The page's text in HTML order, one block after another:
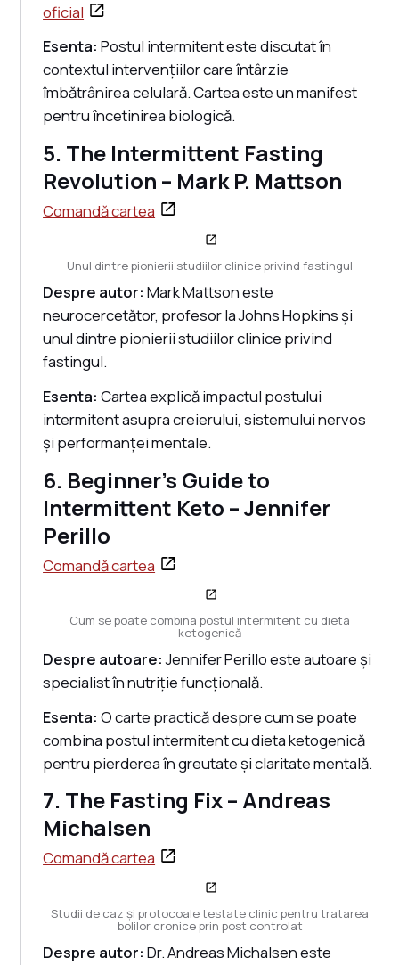
oficial
Esenta: Postul intermitent este discutat în
contextul intervențiilor care întârzie
îmbătrânirea celulară. Cartea este un manifest
pentru încetinirea biologică.
5. The Intermittent Fasting
Revolution – Mark P. Mattson
Comandă cartea
Unul dintre pionierii studiilor clinice privind fastingul
Despre autor: Mark Mattson este
neurocercetător, profesor la Johns Hopkins și
unul dintre pionierii studiilor clinice privind
fastingul.
Esenta: Cartea explică impactul postului
intermitent asupra creierului, sistemului nervos
și performanței mentale.
6. Beginner's Guide to
Intermittent Keto – Jennifer
Perillo
Comandă cartea
Cum se poate combina postul intermitent cu dieta
ketogenică
Despre autoare:Jennifer Perillo este autoare și
specialist în nutriție funcțională.
Esenta: O carte practică despre cum se poate
combina postul intermitent cu dieta ketogenică
pentru pierderea în greutate și claritate mentală.
7. The Fasting Fix – Andreas
Michalsen
Comandă cartea
Studii de caz și protocoale testate clinic pentru tratarea
bolilor cronice prin post controlat
Despre autor: Dr. Andreas Michalsen este